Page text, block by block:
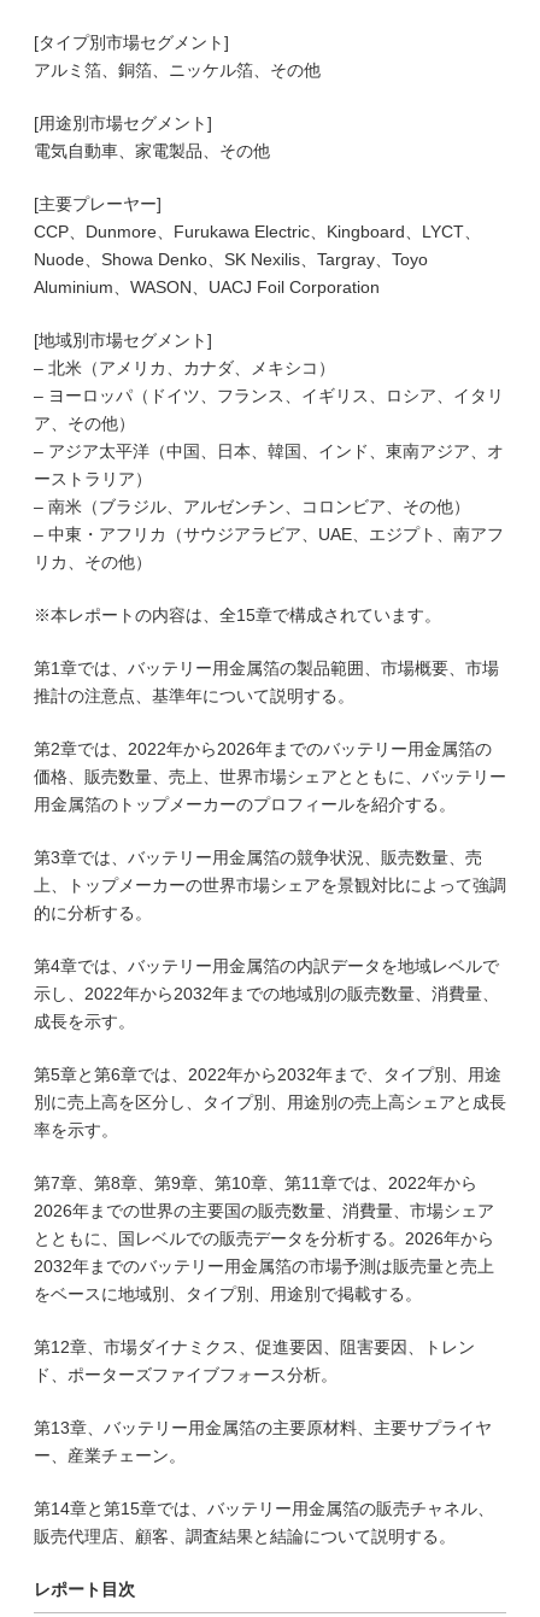
[タイプ別市場セグメント]
アルミ箔、銅箔、ニッケル箔、その他
[用途別市場セグメント]
電気自動車、家電製品、その他
[主要プレーヤー]
CCP、Dunmore、Furukawa Electric、Kingboard、LYCT、
Nuode、Showa Denko、SK Nexilis、Targray、Toyo
Aluminium、WASON、UACJ Foil Corporation
[地域別市場セグメント]
– 北米（アメリカ、カナダ、メキシコ）
– ヨーロッパ（ドイツ、フランス、イギリス、ロシア、イタリ
ア、その他）
– アジア太平洋（中国、日本、韓国、インド、東南アジア、オ
ーストラリア）
– 南米（ブラジル、アルゼンチン、コロンビア、その他）
– 中東・アフリカ（サウジアラビア、UAE、エジプト、南アフ
リカ、その他）
※本レポートの内容は、全15章で構成されています。
第1章では、バッテリー用金属箔の製品範囲、市場概要、市場
推計の注意点、基準年について説明する。
第2章では、2022年から2026年までのバッテリー用金属箔の
価格、販売数量、売上、世界市場シェアとともに、バッテリー
用金属箔のトップメーカーのプロフィールを紹介する。
第3章では、バッテリー用金属箔の競争状況、販売数量、売
上、トップメーカーの世界市場シェアを景観対比によって強調
的に分析する。
第4章では、バッテリー用金属箔の内訳データを地域レベルで
示し、2022年から2032年までの地域別の販売数量、消費量、
成長を示す。
第5章と第6章では、2022年から2032年まで、タイプ別、用途
別に売上高を区分し、タイプ別、用途別の売上高シェアと成長
率を示す。
第7章、第8章、第9章、第10章、第11章では、2022年から
2026年までの世界の主要国の販売数量、消費量、市場シェア
とともに、国レベルでの販売データを分析する。2026年から
2032年までのバッテリー用金属箔の市場予測は販売量と売上
をベースに地域別、タイプ別、用途別で掲載する。
第12章、市場ダイナミクス、促進要因、阻害要因、トレン
ド、ポーターズファイブフォース分析。
第13章、バッテリー用金属箔の主要原材料、主要サプライヤ
ー、産業チェーン。
第14章と第15章では、バッテリー用金属箔の販売チャネル、
販売代理店、顧客、調査結果と結論について説明する。
レポート目次